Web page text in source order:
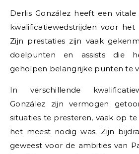
Derlis González heeft een
kwalificatiewedstrijden voor het
Zijn prestaties zijn vaak
doelpunten en assists die
geholpen belangrijke punten te
In verschillende
González zijn vermogen
situaties te presteren, vaak op
het meest nodig was. Zijn
geweest voor de ambities van